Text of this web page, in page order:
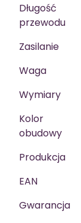
Długość
przewodu
Zasilanie
Waga
Wymiary
Kolor
obudowy
Produkcja
EAN
Gwarancja